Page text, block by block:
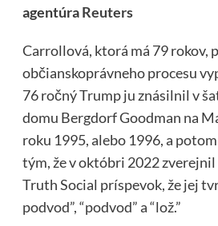
agentúraReuters
Carrollová, ktorá má 79 rokov,
občianskoprávneho procesu
76 ročný Trump ju znásilnil v
domu Bergdorf Goodman na
roku 1995, alebo 1996, a
tým, že v októbri 2022
Truth Social príspevok, že jej
podvod”, “podvod” a “lož.”